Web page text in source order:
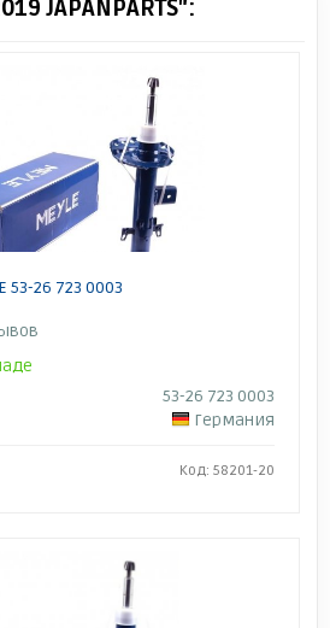
JAPANPARTS":
53-26 723 0003
53-26 723 0003
Германия
Код: 58201-20